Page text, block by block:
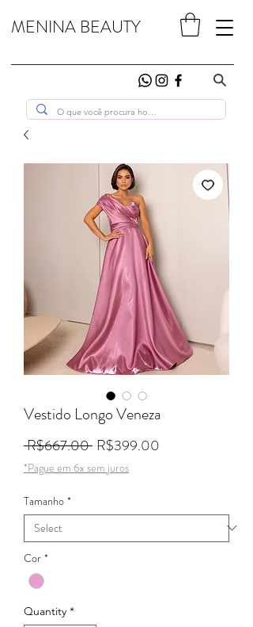
MENINA BEAUTY
Vestido Longo Veneza
R$667.00 Regular Price
R$399.00
*Pague em 6x sem juros
Tamanho *
Cor *
Quantity *